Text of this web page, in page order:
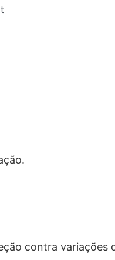
contra variações